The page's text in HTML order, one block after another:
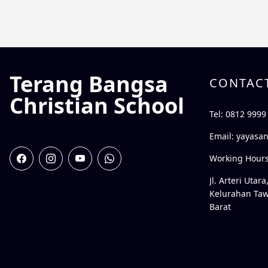
Terang Bangsa
Christian School
Tel: 0812
Email:
Working
Jl. Arteri
Kelurahan
Barat